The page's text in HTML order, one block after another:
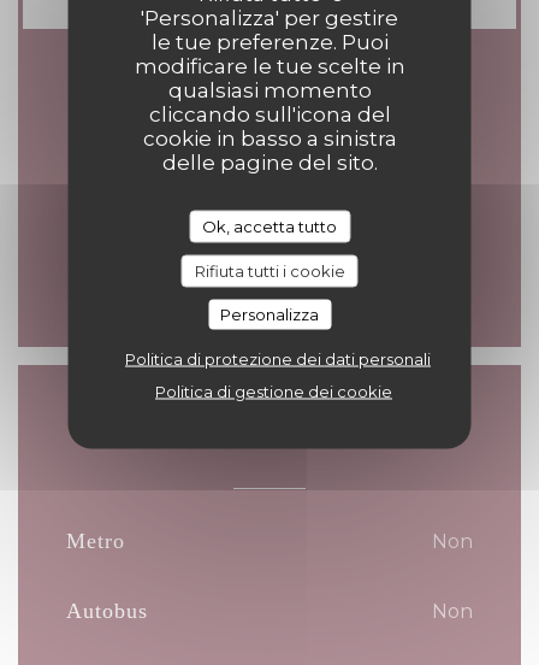
'Personalizza' per gestire
le tue preferenze. Puoi
modificare le tue scelte in
qualsiasi momento
cliccando sull'icona del
cookie in basso a sinistra
delle pagine del sito.
Ok, accetta tutto
Rifiuta tutti i cookie
Personalizza
Politica di protezione dei dati personali
Politica di gestione dei cookie
Orari
Lun-Dom
12:00 - 14:00
19:00 - 21:30
Metro Non
Autobus Non